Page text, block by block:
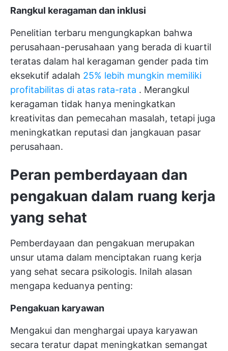
Rangkul keragaman dan inklusi
Penelitian terbaru mengungkapkan bahwa
perusahaan-perusahaan yang berada di kuartil
teratas dalam hal keragaman gender pada tim
eksekutif adalah 25% lebih mungkin memiliki
profitabilitas di atas rata-rata . Merangkul
keragaman tidak hanya meningkatkan
kreativitas dan pemecahan masalah, tetapi juga
meningkatkan reputasi dan jangkauan pasar
perusahaan.
Peran pemberdayaan dan
pengakuan dalam ruang kerja
yang sehat
Pemberdayaan dan pengakuan merupakan
unsur utama dalam menciptakan ruang kerja
yang sehat secara psikologis. Inilah alasan
mengapa keduanya penting:
Pengakuan karyawan
Mengakui dan menghargai upaya karyawan
secara teratur dapat meningkatkan semangat